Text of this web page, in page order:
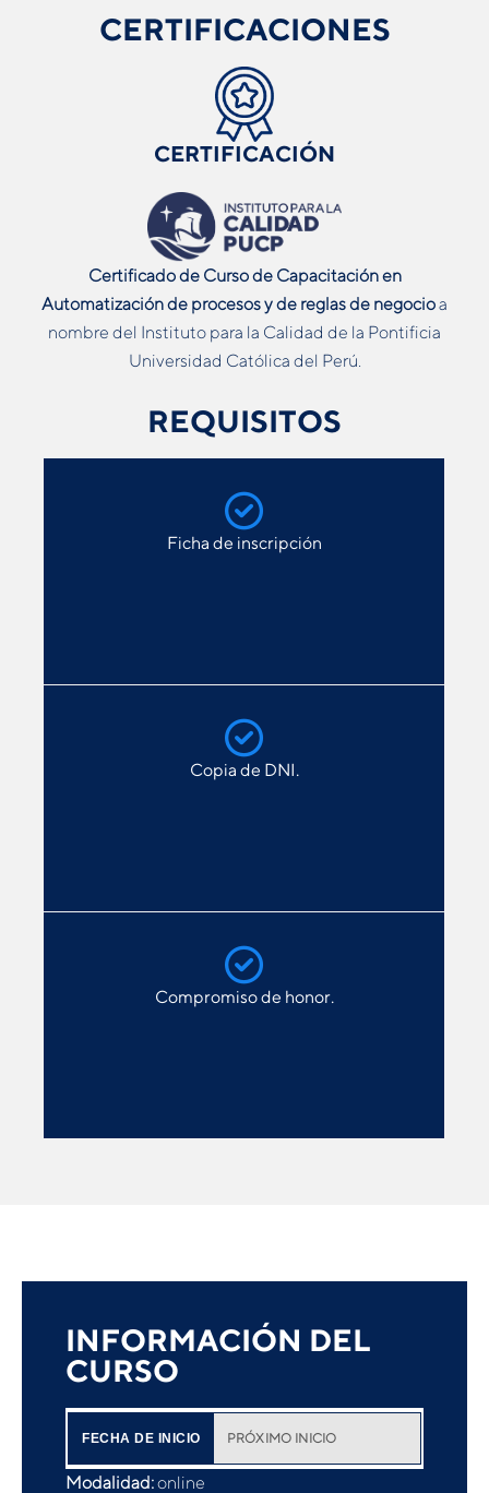
CERTIFICACIONES
CERTIFICACIÓN
Certificado de Curso de Capacitación en
Automatizaciónde procesos y de reglas de negocioa
nombre del Instituto para la Calidad de la Pontificia
Universidad Católica del Perú.
REQUISITOS
Ficha de inscripción
Copia de DNI.
Compromiso de honor.
INFORMACIÓN DEL
CURSO
FECHA DE INICIO PRÓXIMO INICIO
Modalidad:online